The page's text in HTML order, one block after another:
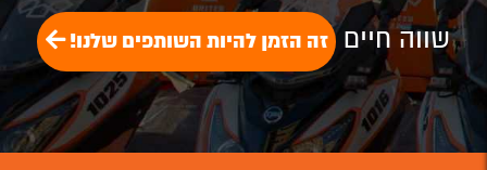
שווה חיים זה הזמן להיות השותפים שלנו!